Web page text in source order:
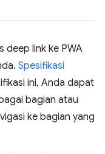
deep link ke PWA
Spesifikasi
ini, Anda dapat
bagian atau
ke bagian yang